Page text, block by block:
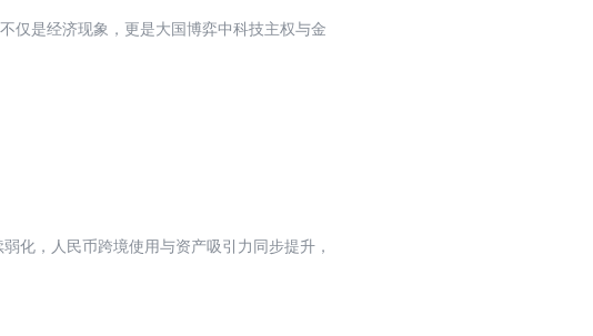
仅是经济现象，更是大国博弈中科技主权与金
化，人民币跨境使用与资产吸引力同步提升，